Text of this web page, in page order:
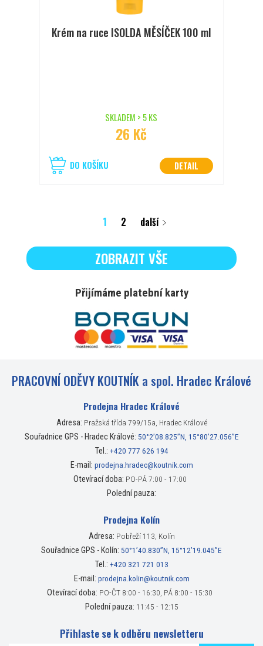
Krém na ruce ISOLDA MĚSÍČEK 100 ml
SKLADEM > 5 KS
26 Kč
DETAIL
DO KOŠÍKU
1 2 další
ZOBRAZIT VŠE
Přijímáme platební karty
PRACOVNÍ ODĚVY KOUTNÍK a spol. Hradec Králové
Prodejna Hradec Králové
Adresa: Pražská třída 799/15a, Hradec Králové
Souřadnice GPS - Hradec Králové: 50°2’08.825”N, 15°80’27.056”E
Tel.: +420 777 626 194
E-mail: prodejna.hradec@koutnik.com
Otevírací doba: PO-PÁ 7:00 - 17:00
Polední pauza:
Prodejna Kolín
Adresa: Pobřeží 113, Kolín
Souřadnice GPS - Kolín: 50°1’40.830”N, 15°12’19.045”E
Tel.: +420 321 721 013
E-mail: prodejna.kolin@koutnik.com
Otevírací doba: PO-ČT 8:00 - 16:30, PÁ 8:00 - 15:30
Polední pauza: 11:45 - 12:15
Přihlaste se k odběru newsletteru